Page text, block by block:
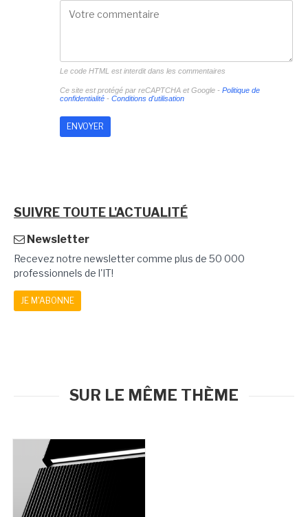
Le code HTML est interdit dans les commentaires
Ce site est protégé par reCAPTCHA et Google - Politique de
confidentialité- Conditions d'utilisation
SUIVRE TOUTE L'ACTUALITÉ
Newsletter
Recevez notre newsletter comme plus de 50 000
professionnels de l'IT!
JE M'ABONNE
SUR LE MÊME THÈME